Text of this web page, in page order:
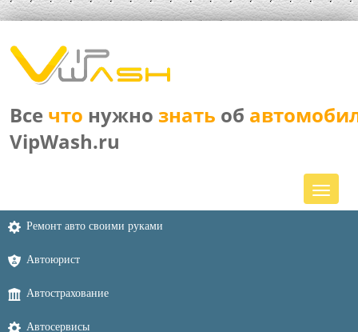
Все что нужно знать об
VipWash.ru
Ремонт авто своими руками
Автоюрист
Автострахование
Автосервисы